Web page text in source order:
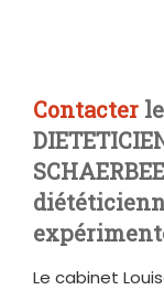
Contacter
Le cabinet